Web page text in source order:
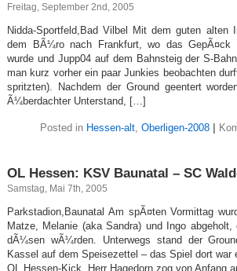
Freitag, September 2nd, 2005
Nidda-Sportfeld,Bad Vilbel Mit dem guten
dem BÃ¼ro nach Frankfurt, wo das GepÃ¤ck
wurde und Jupp04 auf dem Bahnsteig der S-
man kurz vorher ein paar Junkies beobachten
spritzten). Nachdem der Ground geentert
Ã¼berdachter Unterstand, […]
Posted in Hessen-alt, Oberligen-2008
OL Hessen: KSV Baunatal – SC
Samstag, Mai 7th, 2005
Parkstadion,Baunatal Am spÃ¤ten Vormittag
Matze, Melanie (aka Sandra) und Ingo
dÃ¼sen wÃ¼rden. Unterwegs stand der
Kassel auf dem Speisezettel – das Spiel dort war
OL Hessen-Kick. Herr Hagedorn zog von Anfang